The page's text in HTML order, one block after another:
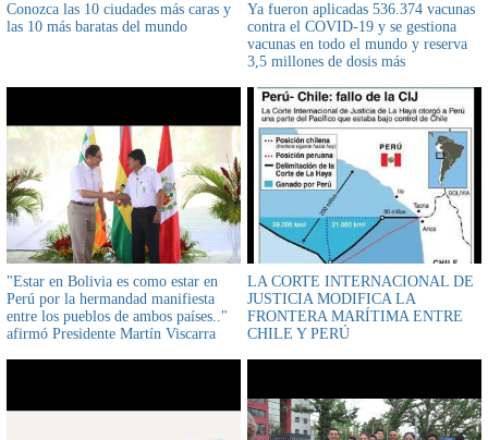
Conozca las 10 ciudades más caras y
las 10 más baratas del mundo
Ya fueron aplicadas 536.374 vacunas
contra el COVID-19 y se gestiona
vacunas en todo el mundo y reserva
3,5 millones de dosis más
"Estar en Bolivia es como estar en
Perú por la hermandad manifiesta
entre los pueblos de ambos países.."
afirmó Presidente Martín Viscarra
LA CORTE INTERNACIONAL DE
JUSTICIA MODIFICA LA
FRONTERA MARÍTIMA ENTRE
CHILE Y PERÚ